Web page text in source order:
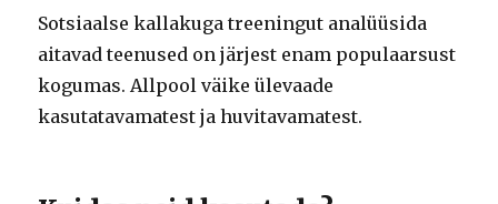
Sotsiaalse kallakuga treeningut analüüsida
aitavad teenused on järjest enam populaarsust
kogumas. Allpool väike ülevaade
kasutatavamatest ja huvitavamatest.